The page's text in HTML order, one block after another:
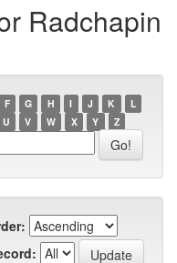
Radchapin
F G H I J K
L
U V W X Y Z